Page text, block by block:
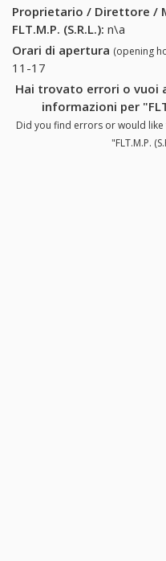
Proprietario / Direttore /
FLT.M.P. (S.R.L.): n\a
Orari di apertura (opening
11-17
Hai trovato errori o vuoi
informazioni per
Did you find errors or would
"FLT.M.P.